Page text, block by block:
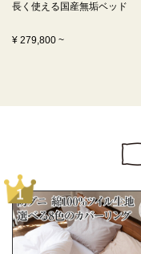
長く使える 国産無垢ベッド
¥ 279,800 ~